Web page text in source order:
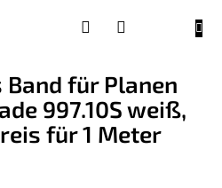
für Planen
997.10S weiß,
für 1 Meter